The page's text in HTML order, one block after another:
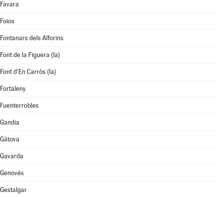
Favara
Foios
Fontanars dels Alforins
Font de la Figuera (la)
Font d'En Carròs (la)
Fortaleny
Fuenterrobles
Gandia
Gátova
Gavarda
Genovés
Gestalgar